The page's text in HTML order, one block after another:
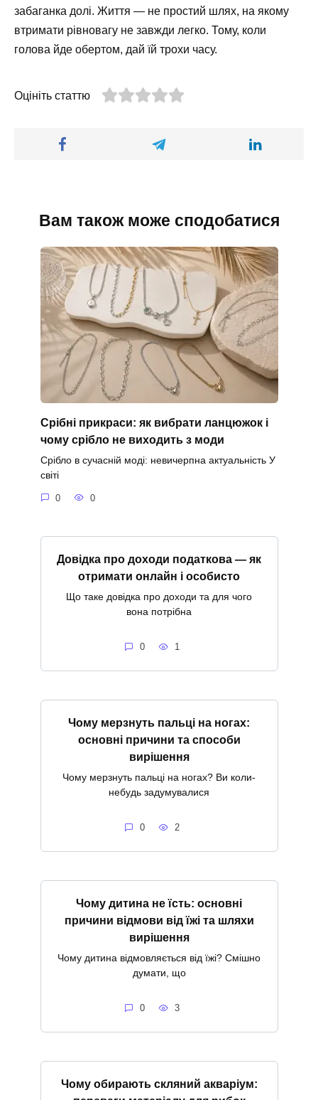
забаганка долі. Життя — не простий шлях, на якому
втримати рівновагу не завжди легко. Тому, коли
голова йде обертом, дай їй трохи часу.
Оцініть статтю
Вам також може сподобатися
Срібні прикраси: як вибрати ланцюжок і
чому срібло не виходить з моди
Срібло в сучасній моді: невичерпна актуальність У
світі
0 0
Довідка про доходи податкова — як
отримати онлайн і особисто
Що таке довідка про доходи та для чого
вона потрібна
0 1
Чому мерзнуть пальці на ногах:
основні причини та способи
вирішення
Чому мерзнуть пальці на ногах? Ви коли-
небудь задумувалися
0 2
Чому дитина не їсть: основні
причини відмови від їжі та шляхи
вирішення
Чому дитина відмовляється від їжі? Смішно
думати, що
0 3
Чому обирають скляний акваріум: